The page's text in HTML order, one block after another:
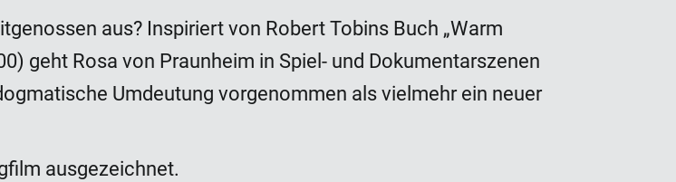
aus? Inspiriert von Robert Tobins Buch „Warm
geht Rosa von Praunheim in Spiel- und Dokumentarszenen
Umdeutung vorgenommen als vielmehr ein neuer
ausgezeichnet.